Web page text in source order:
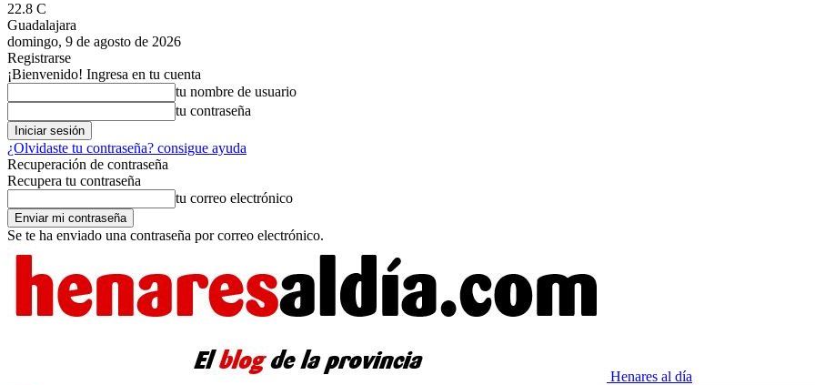
22.8 C
Guadalajara
domingo, 9 de agosto de 2026
Registrarse
¡Bienvenido! Ingresa en tu cuenta
tu nombre de usuario
tu contraseña
¿Olvidaste tu contraseña? consigue ayuda
Recuperación de contraseña
Recupera tu contraseña
tu correo electrónico
Se te ha enviado una contraseña por correo electrónico.
Henares al día